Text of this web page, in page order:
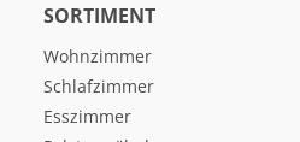
SORTIMENT
Wohnzimmer
Schlafzimmer
Esszimmer